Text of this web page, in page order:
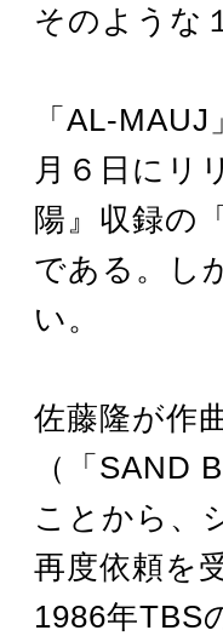
そのような
「AL-
月６日にリ
陽』収録の
である。し
い。
佐藤隆が作
（「SAND
ことから、
再度依頼を
1986年TBS